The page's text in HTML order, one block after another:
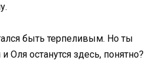
быть терпеливым. Но ты
останутся здесь, понятно?